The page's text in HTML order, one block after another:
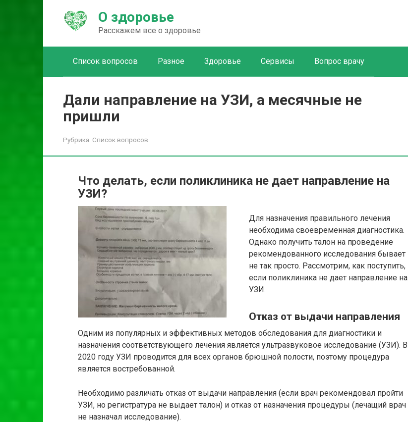
О здоровье
Расскажем все о здоровье
Список вопросов Разное Здоровье Сервисы Вопрос врачу
Дали направление на УЗИ, а месячные не
пришли
Рубрика: Список вопросов
Что делать, если поликлиника не дает направление на
УЗИ?
Для назначения правильного лечения
необходима своевременная диагностика.
Однако получить талон на проведение
рекомендованного исследования бывает
не так просто. Рассмотрим, как поступить,
если поликлиника не дает направление на
УЗИ.
Отказ от выдачи направления
Одним из популярных и эффективных методов обследования для диагностики и
назначения соответствующего лечения является ультразвуковое исследование (УЗИ). В
2020 году УЗИ проводится для всех органов брюшной полости, поэтому процедура
является востребованной.
Необходимо различать отказ от выдачи направления (если врач рекомендовал пройти
УЗИ, но регистратура не выдает талон) и отказ от назначения процедуры (лечащий врач
не назначал исследование).